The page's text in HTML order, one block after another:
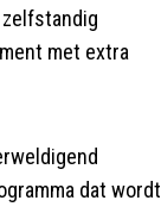
met extra
dat wordt